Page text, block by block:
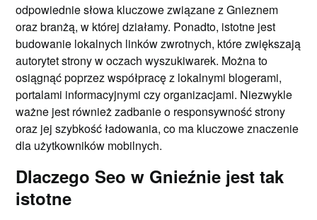
odpowiednie słowa kluczowe związane z Gnieznem
oraz branżą, w której działamy. Ponadto, istotne jest
budowanie lokalnych linków zwrotnych, które zwiększają
autorytet strony w oczach wyszukiwarek. Można to
osiągnąć poprzez współpracę z lokalnymi blogerami,
portalami informacyjnymi czy organizacjami. Niezwykle
ważne jest również zadbanie o responsywność strony
oraz jej szybkość ładowania, co ma kluczowe znaczenie
dla użytkowników mobilnych.
Dlaczego Seo w Gnieźnie jest tak
istotne